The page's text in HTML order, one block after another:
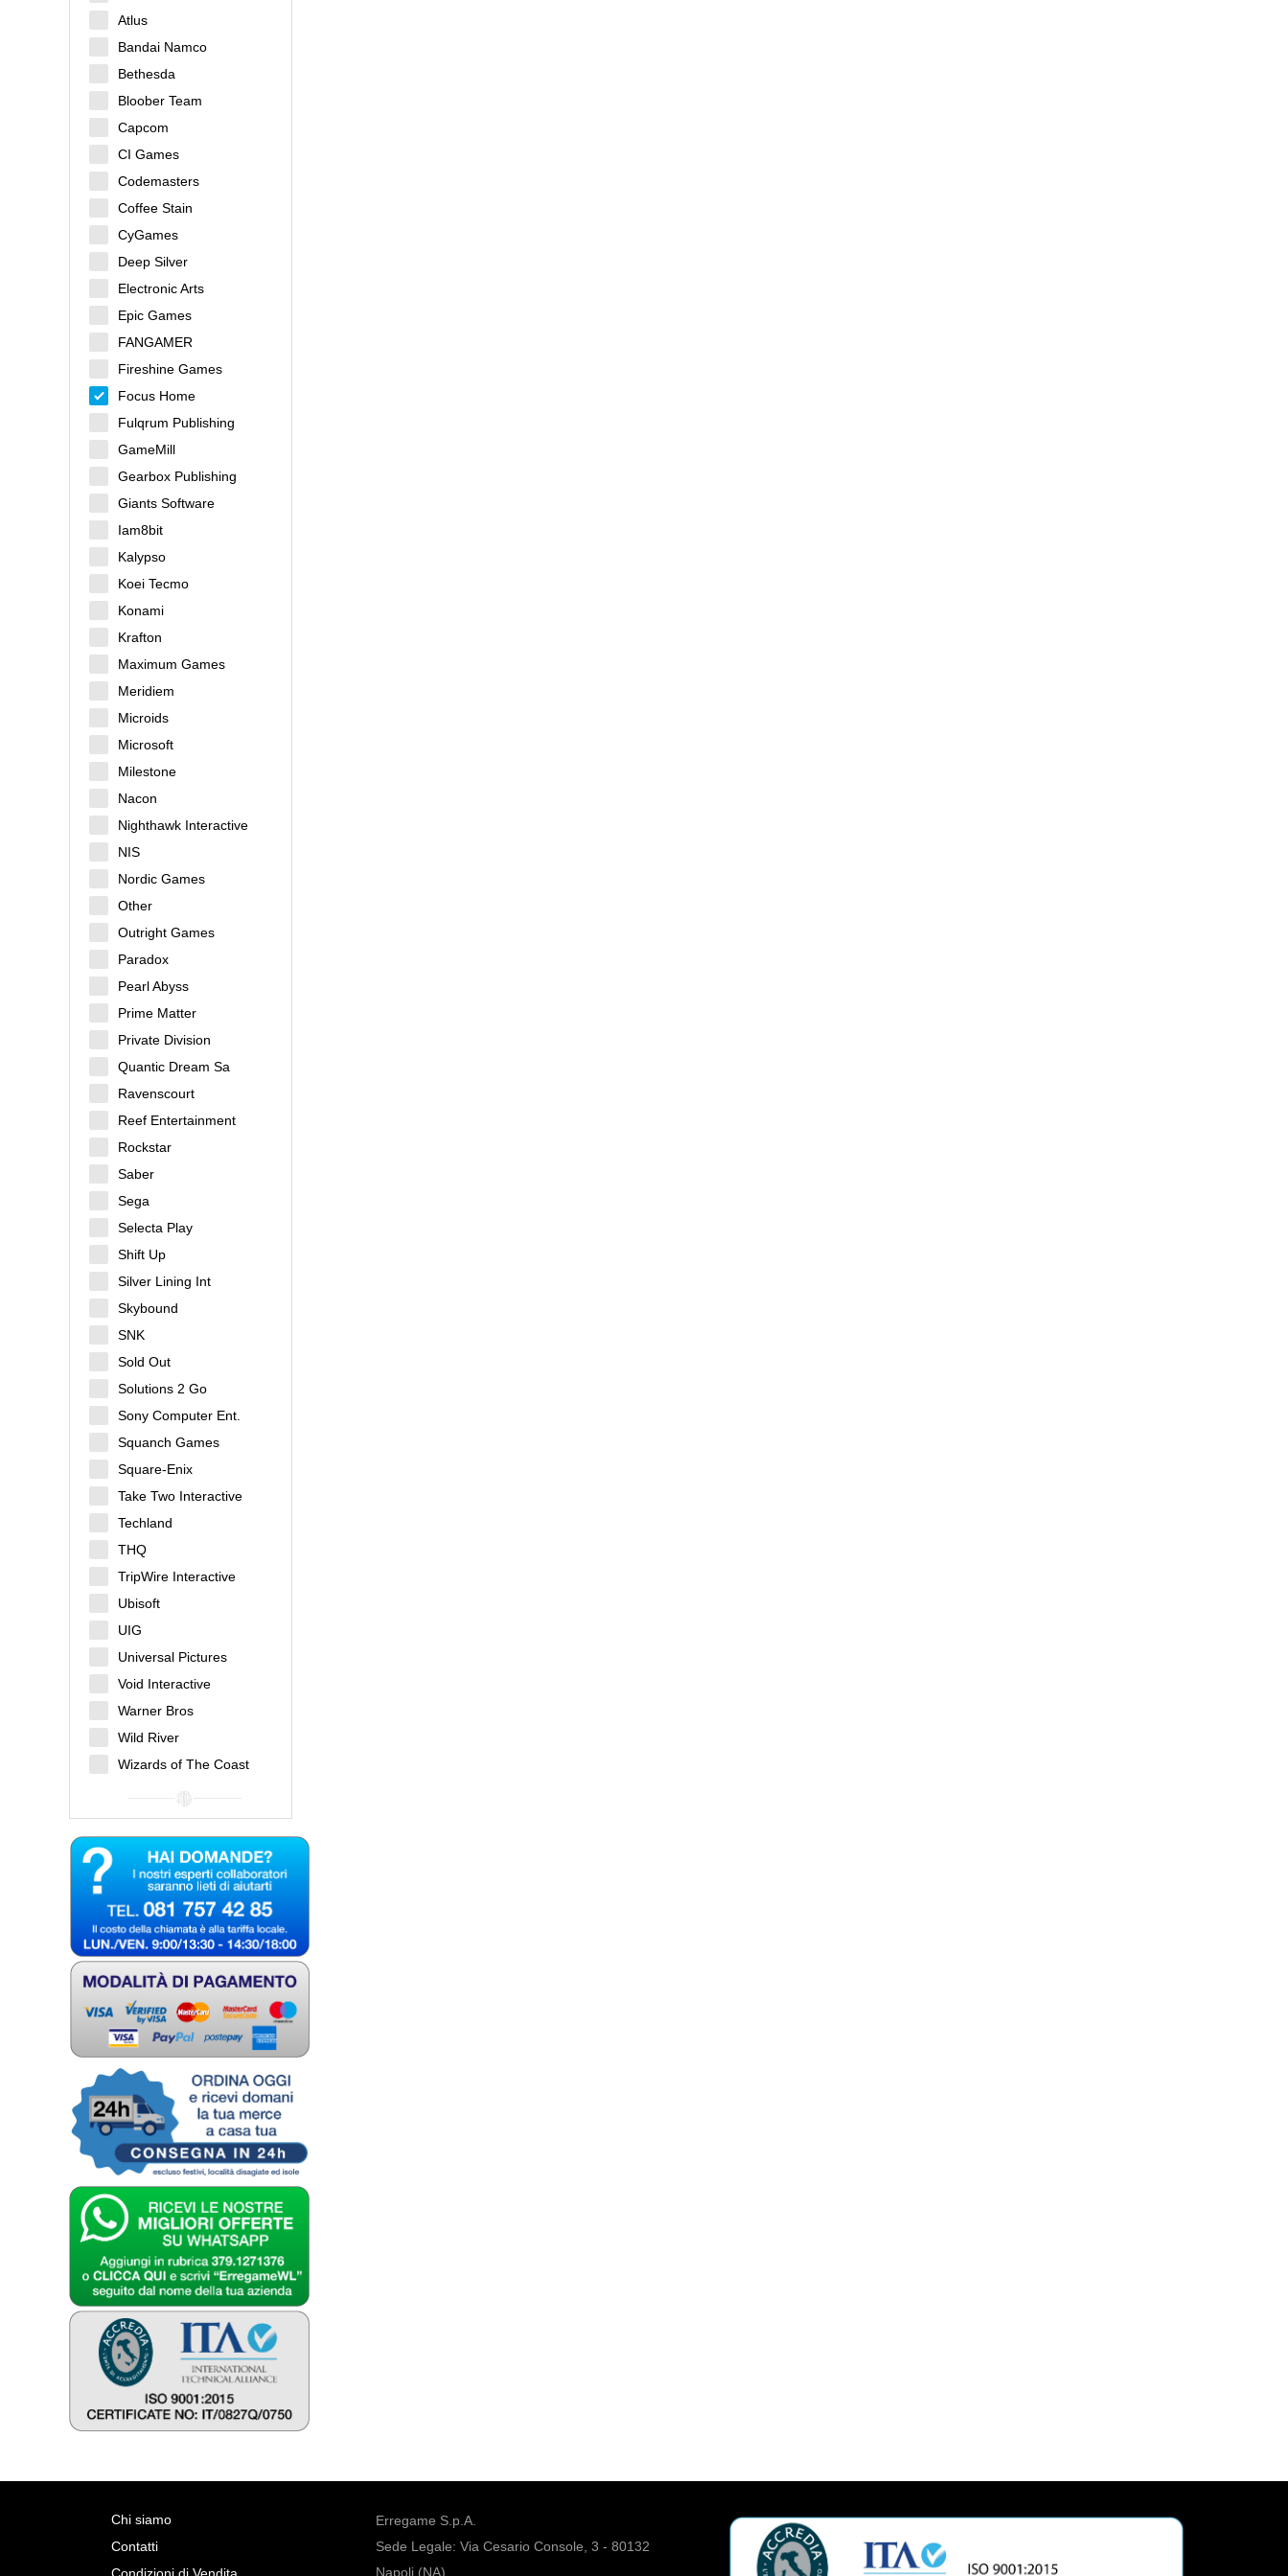
Atlus
Bandai Namco
Bethesda
Bloober Team
Capcom
CI Games
Codemasters
Coffee Stain
CyGames
Deep Silver
Electronic Arts
Epic Games
FANGAMER
Fireshine Games
Focus Home
Fulqrum Publishing
GameMill
Gearbox Publishing
Giants Software
Iam8bit
Kalypso
Koei Tecmo
Konami
Krafton
Maximum Games
Meridiem
Microids
Microsoft
Milestone
Nacon
Nighthawk Interactive
NIS
Nordic Games
Other
Outright Games
Paradox
Pearl Abyss
Prime Matter
Private Division
Quantic Dream Sa
Ravenscourt
Reef Entertainment
Rockstar
Saber
Sega
Selecta Play
Shift Up
Silver Lining Int
Skybound
SNK
Sold Out
Solutions 2 Go
Sony Computer Ent.
Squanch Games
Square-Enix
Take Two Interactive
Techland
THQ
TripWire Interactive
Ubisoft
UIG
Universal Pictures
Void Interactive
Warner Bros
Wild River
Wizards of The Coast
Chi siamo
Contatti
Erregame S.p.A.
Sede Legale: Via Cesario Console, 3 - 80132
Napoli (NA)